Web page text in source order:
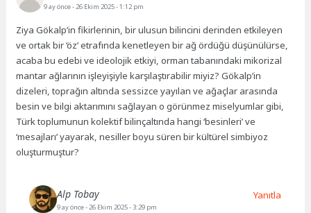
9 ay önce- 26 Ekim 2025 - 1:12 pm
Ziya Gökalp’in fikirlerinin, bir ulusun bilincini derinden etkileyen
ve ortak bir ‘öz’ etrafında kenetleyen bir ağ ördüğü düşünülürse,
acaba bu edebi ve ideolojik etkiyi, orman tabanındaki mikorizal
mantar ağlarının işleyişiyle karşılaştırabilir miyiz? Gökalp’in
dizeleri, toprağın altında sessizce yayılan ve ağaçlar arasında
besin ve bilgi aktarımını sağlayan o görünmez miselyumlar gibi,
Türk toplumunun kolektif bilinçaltında hangi ‘besinleri’ ve
‘mesajları’ yayarak, nesiller boyu süren bir kültürel simbiyoz
oluşturmuştur?
Alp Tobay
9 ay önce- 26 Ekim 2025 - 3:29 pm
Yanıtla